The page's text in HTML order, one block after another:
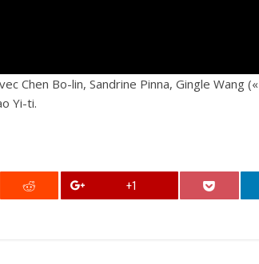
Chen Bo-lin, Sandrine Pinna, Gingle Wang («
Yi-ti.
+1